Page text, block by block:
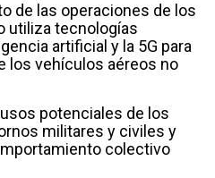
de las operaciones de los
utiliza tecnologías
artificial y la 5G para
los vehículos aéreos no
potenciales de los
militares y civiles y
colectivo